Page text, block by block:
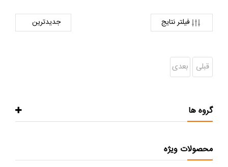
فیلتر نتایج
قبلی بعدی
گروه ها
محصولات ویژه